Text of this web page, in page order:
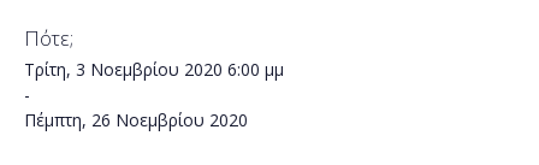
Πότε;
Τρίτη, 3 Νοεμβρίου 2020 6:00 μμ
-
Πέμπτη, 26 Νοεμβρίου 2020